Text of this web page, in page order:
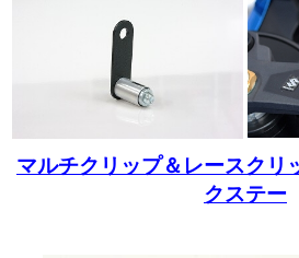
マルチクリップ＆レースクリ
クステー